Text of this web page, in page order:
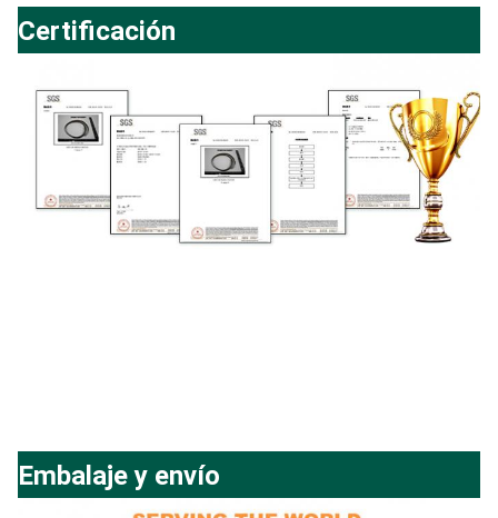
Certificación
Embalaje y envío